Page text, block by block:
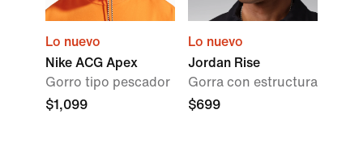
Lo nuevo
Nike ACG Apex
Gorro tipo pescador
$1,099
Lo nuevo
Jordan Rise
Gorra con estructura
$699